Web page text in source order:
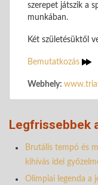
szerepet játszik a
munkában.
Két születésüktől
Bemutatkozás
Webhely:
Legfrissebbek
Brutális tempó és
kihívás idei
Olimpiai legenda a